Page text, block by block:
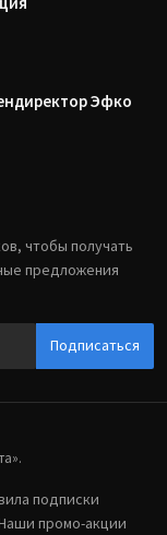
Эфко
чтобы получать
предложения
Подписаться
подписки
промо-акции